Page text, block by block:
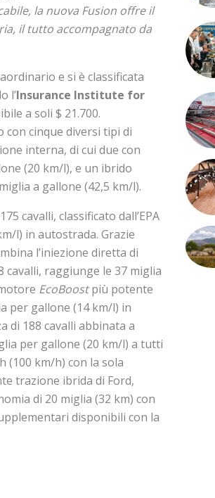
la nuova Fusion offre il
il tutto accompagnato da
e si è classificata
l’Insurance Institute for
a soli $ 21.700.
con cinque diversi tipi di
interna, di cui due con
(20 km/l), e un ibrido
a gallone (42,5 km/l).
cavalli, classificato dall’EPA
l) in autostrada. Grazie
l’iniezione diretta di
cavalli, raggiunge le 37 miglia
EcoBoostpiù potente
per gallone (14 km/l) in
di 188 cavalli abbinata a
per gallone (20 km/l) a tutti
(100 km/h) con la sola
trazione ibrida di Ford,
di 20 miglia (32 km) con
disponibili con la